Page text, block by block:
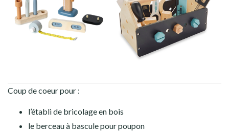
Coup de coeur pour :
l’établi de bricolage en bois
le berceau à bascule pour poupon